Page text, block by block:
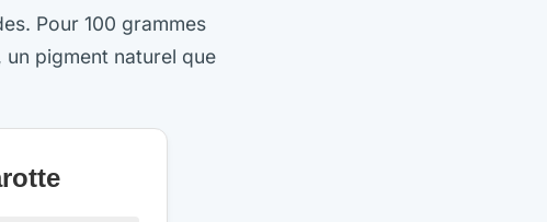
Pour 100 grammes
un pigment naturel que